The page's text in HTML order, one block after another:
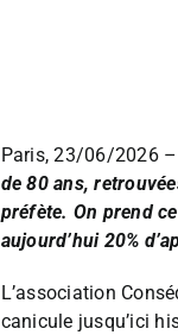
Paris, 23/06/2026 –
de 80 ans,
préfète. On prend
aujourd’hui 20%
L’association
canicule jusqu’ici